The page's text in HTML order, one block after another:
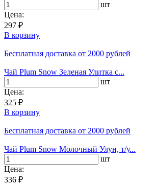
шт
Цена:
297 ₽
В корзину
Бесплатная доставка от 2000 рублей
Чай Plum Snow Зеленая Улитка с...
шт
Цена:
325 ₽
В корзину
Бесплатная доставка от 2000 рублей
Чай Plum Snow Молочный Улун, т/у...
шт
Цена:
336 ₽